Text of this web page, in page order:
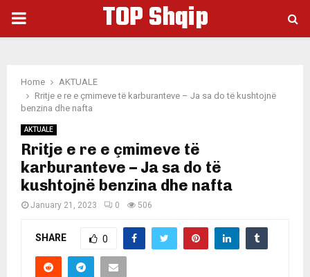
PRIMARY
TOP Shqip
Home
AKTUALE
Rritje e re e çmimeve të karburanteve – Ja sa do të kushtojnë
benzina dhe nafta
AKTUALE
Rritje e re e çmimeve të
karburanteve – Ja sa do të
kushtojnë benzina dhe nafta
January 21, 2023 0 506
SHARE 0